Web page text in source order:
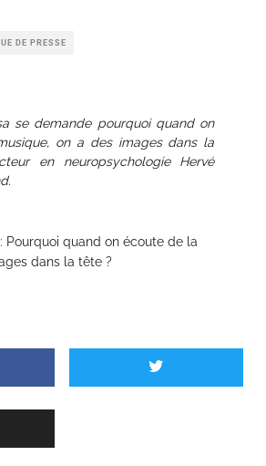
DE PRESSE
se demande pourquoi quand on
on a des images dans la
en neuropsychologie Hervé
Pourquoi quand on écoute de la
dans la tête ?